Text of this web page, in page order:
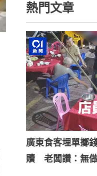
熱門文章
廣東食客埋單擲
贖 老闆讚：無